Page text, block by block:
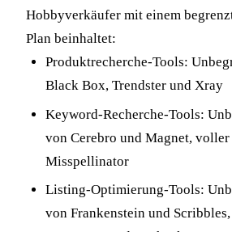
Hobbyverkäufer mit einem
Plan beinhaltet:
Produktrecherche-Tools:
Black Box, Trendster und Xray
Keyword-Recherche-Tools:
von Cerebro und Magnet, voller
Misspellinator
Listing-Optimierung-Tools:
von Frankenstein und